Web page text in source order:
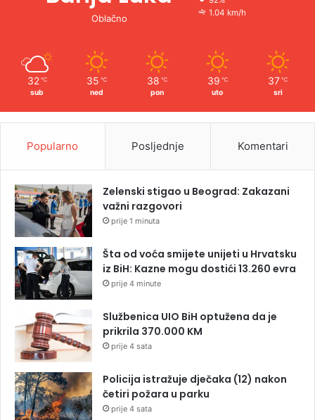
Oblačno
1.04 km/h
32 ℃
sub
35 ℃
ned
38 ℃
pon
39 ℃
uto
37 ℃
sri
Popularno Posljednje Komentari
Zelenski stigao u Beograd: Zakazani
važni razgovori
prije 1 minuta
Šta od voća smijete unijeti u Hrvatsku
iz BiH: Kazne mogu dostići 13.260 evra
prije 4 minute
Službenica UIO BiH optužena da je
prikrila 370.000 KM
prije 4 sata
Policija istražuje dječaka (12) nakon
četiri požara u parku
prije 4 sata